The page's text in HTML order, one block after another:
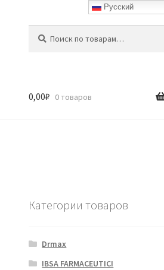
0,00₽ 0 товаров
Категории товаров
Drmax
IBSA FARMACEUTICI
Русский